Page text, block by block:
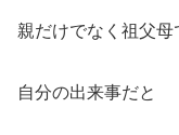
親だけでなく祖父
自分の出来事だと